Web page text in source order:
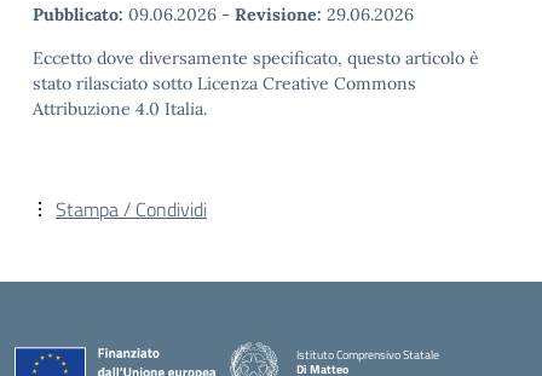
Pubblicato: 09.06.2026 - Revisione: 29.06.2026
Eccetto dove diversamente specificato, questo articolo è
stato rilasciato sotto Licenza Creative Commons
Attribuzione 4.0 Italia.
Stampa / Condividi
Istituto Comprensivo Statale
Di Matteo